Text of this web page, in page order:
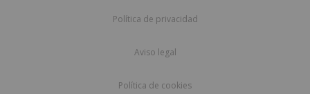
Política de privacidad
Aviso legal
Política de cookies